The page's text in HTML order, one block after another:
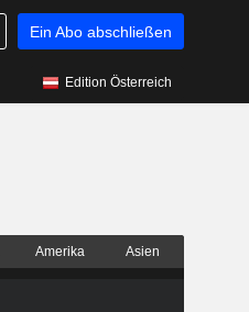
Ein Abo abschließen
Edition Österreich
Amerika Asien